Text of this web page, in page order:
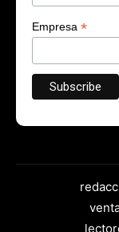
Empresa *